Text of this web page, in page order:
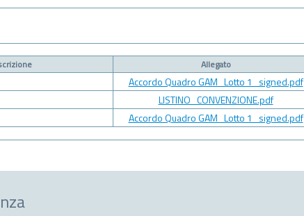
Allegato
Accordo Quadro GAM_Lotto 1_signed.pdf
LISTINO_CONVENZIONE.pdf
Accordo Quadro GAM_Lotto 1_signed.pdf